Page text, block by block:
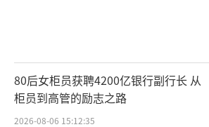
80后女柜员获聘4200亿银行副行长 从
柜员到高管的励志之路
2026-08-06 15:12:35